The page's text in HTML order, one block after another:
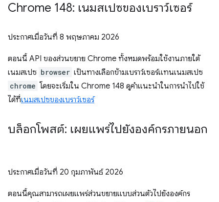
Chrome 148: เนมสเปซของเบราว์เซอร์
ประกาศเมื่อวันที่ 8 พฤษภาคม 2026
ตอนนี้ API ของส่วนขยาย Chrome ทั้งหมดพร้อมใช้งานภายใต้
เนมสเปซ browser เป็นทางเลือกข้ามเบราว์เซอร์แทนเนมสเปซ
chrome โดยจะเริ่มใน Chrome 148 ดูคำแนะนำในการนำไปใช้
ได้ที่เนมสเปซของเบราว์เซอร์
บล็อกโพสต์: เผยแพร่ไปยังองค์กรภายนอก
ประกาศเมื่อวันที่ 20 กุมภาพันธ์ 2026
ตอนนี้คุณสามารถเผยแพร่ส่วนขยายแบบส่วนตัวไปยังองค์กร